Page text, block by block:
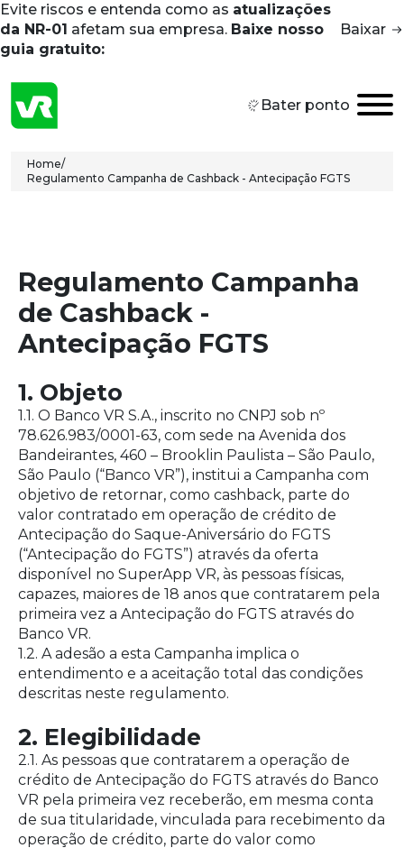
Skip to main content
Evite riscos e entenda como as atualizações
da NR-01 afetam sua empresa. Baixe nosso
guia gratuito:
Baixar
Bater ponto
Breadcrumb
Home/
Regulamento Campanha de Cashback - Antecipação FGTS
Regulamento Campanha
de Cashback -
Antecipação FGTS
1. Objeto
1.1. O Banco VR S.A., inscrito no CNPJ sob nº
78.626.983/0001-63, com sede na Avenida dos
Bandeirantes, 460 – Brooklin Paulista – São Paulo,
São Paulo (“Banco VR”), institui a Campanha com
objetivo de retornar, como cashback, parte do
valor contratado em operação de crédito de
Antecipação do Saque-Aniversário do FGTS
(“Antecipação do FGTS”) através da oferta
disponível no SuperApp VR, às pessoas físicas,
capazes, maiores de 18 anos que contratarem pela
primeira vez a Antecipação do FGTS através do
Banco VR.
1.2. A adesão a esta Campanha implica o
entendimento e a aceitação total das condições
descritas neste regulamento.
2. Elegibilidade
2.1. As pessoas que contratarem a operação de
crédito de Antecipação do FGTS através do Banco
VR pela primeira vez receberão, em mesma conta
de sua titularidade, vinculada para recebimento da
operação de crédito, parte do valor como